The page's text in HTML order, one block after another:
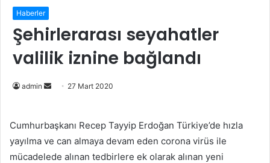
Haberler
Şehirlerarası seyahatler
valilik iznine bağlandı
admin
Bir
göndermek
27 Mart 2020
Cumhurbaşkanı Recep Tayyip Erdoğan Türkiye’de hızla
yayılma ve can almaya devam eden corona virüs ile
mücadelede alınan tedbirlere ek olarak alınan yeni